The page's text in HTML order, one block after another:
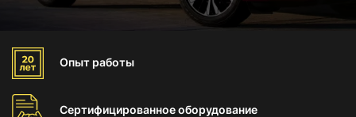
Опыт работы
Сертифицированноеоборудование